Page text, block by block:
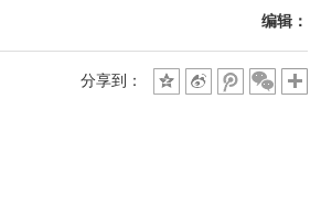
编辑：
分享到：